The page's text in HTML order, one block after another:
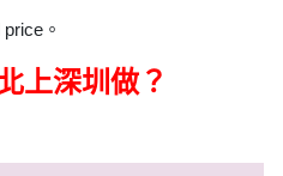
。
上深圳做？